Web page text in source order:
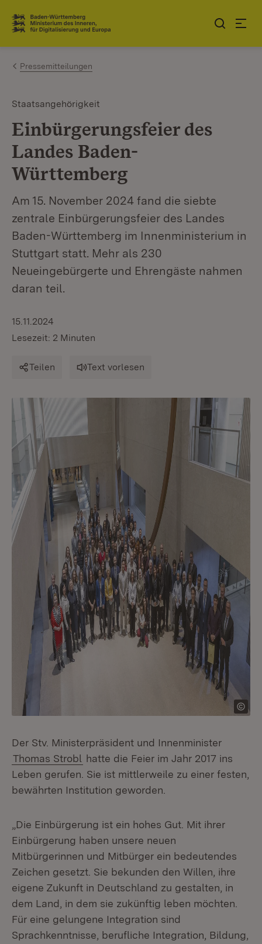
Zum Inhalt springen
Link zur Startseite
Pressemitteilungen
Staatsangehörigkeit
Einbürgerungsfeier des
Landes Baden-
Württemberg
Am 15. November 2024 fand die siebte
zentrale Einbürgerungsfeier des Landes
Baden-Württemberg im Innenministerium in
Stuttgart statt. Mehr als 230
Neueingebürgerte und Ehrengäste nahmen
daran teil.
15.11.2024
Lesezeit: 2 Minuten
Teilen Text vorlesen
Der Stv. Ministerpräsident und Innenminister
Thomas Strobl hatte die Feier im Jahr 2017 ins
Leben gerufen. Sie ist mittlerweile zu einer festen,
bewährten Institution geworden.
„Die Einbürgerung ist ein hohes Gut. Mit ihrer
Einbürgerung haben unsere neuen
Mitbürgerinnen und Mitbürger ein bedeutendes
Zeichen gesetzt. Sie bekunden den Willen, ihre
eigene Zukunft in Deutschland zu gestalten, in
dem Land, in dem sie zukünftig leben möchten.
Für eine gelungene Integration sind
Sprachkenntnisse, berufliche Integration, Bildung,